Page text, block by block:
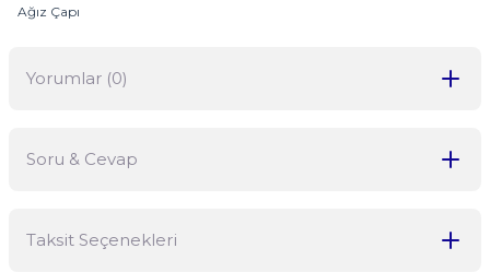
Ağız Çapı
Yorumlar (0)
Soru & Cevap
Taksit Seçenekleri